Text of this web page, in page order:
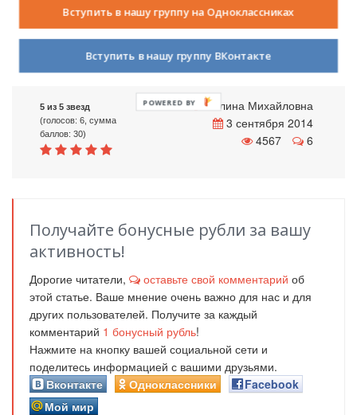
классный руководитель», Лауреат Национальной
образовательной программы «Интеллектуально-творческий
потенциал России».
5 из 5 звезд
(голосов: 6, сумма
баллов: 30)
Галина Михайловна
3 сентября 2014
4567
6
Получайте бонусные рубли за вашу
активность!
Дорогие читатели, оставьте свой комментарий об
этой статье. Ваше мнение очень важно для нас и для
других пользователей. Получите за каждый
комментарий 1 бонусный рубль!
Нажмите на кнопку вашей социальной сети и
поделитесь информацией с вашими друзьями.
Вконтакте
Одноклассники
Facebook
Мой мир
Вступить в нашу группу на Одноклассниках
Вступить в нашу группу ВКонтакте